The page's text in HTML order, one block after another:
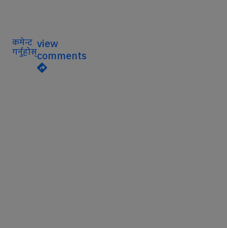
कमेन्ट
गर्नुहोस्
view
comments